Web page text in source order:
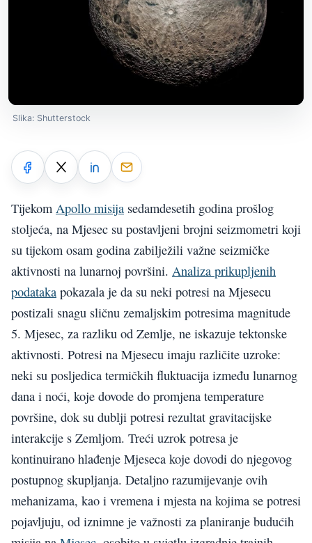
Slika: Shutterstock
Tijekom Apollo misija sedamdesetih godina prošlog
stoljeća, na Mjesec su postavljeni brojni seizmometri koji
su tijekom osam godina zabilježili važne seizmičke
aktivnosti na lunarnoj površini. Analiza prikupljenih
podataka pokazala je da su neki potresi na Mjesecu
postizali snagu sličnu zemaljskim potresima magnitude
5. Mjesec, za razliku od Zemlje, ne iskazuje tektonske
aktivnosti. Potresi na Mjesecu imaju različite uzroke:
neki su posljedica termičkih fluktuacija između lunarnog
dana i noći, koje dovode do promjena temperature
površine, dok su dublji potresi rezultat gravitacijske
interakcije s Zemljom. Treći uzrok potresa je
kontinuirano hlađenje Mjeseca koje dovodi do njegovog
postupnog skupljanja. Detaljno razumijevanje ovih
mehanizama, kao i vremena i mjesta na kojima se potresi
pojavljuju, od iznimne je važnosti za planiranje budućih